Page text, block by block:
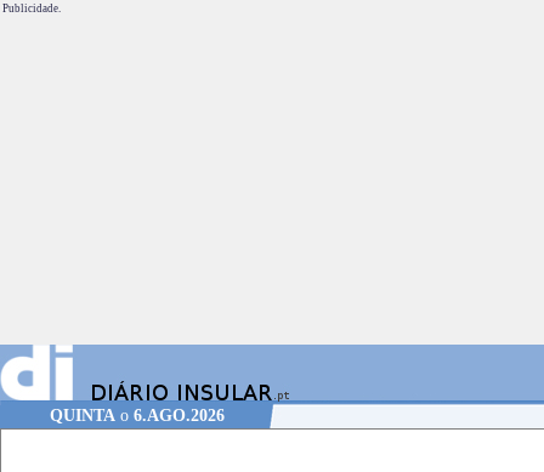
Publicidade.
QUINTAo 6.AGO.2026